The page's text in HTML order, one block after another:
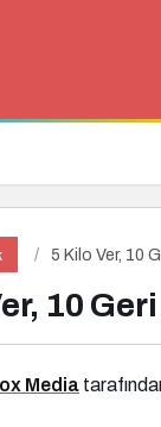
5 Kilo Ver, 10
10
Media